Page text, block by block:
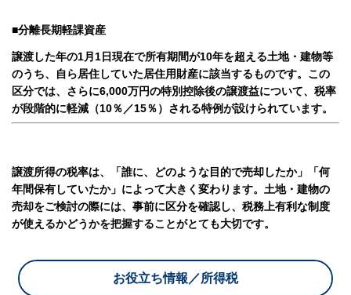
■分離長期軽課資産
譲渡した年の1月1日現在で所有期間が10年を超える土地・建物等
のうち、自ら居住していた居住用財産に該当するものです。この
区分では、さらに6,000万円の特別控除後の譲渡益について、税率
が段階的に軽減（10％／15％）される特例が設けられています。
譲渡所得の税率は、「誰に、どのような目的で売却したか」「何
年間保有していたか」によって大きく変わります。土地・建物の
売却をご検討の際には、事前に区分を確認し、税務上有利な制度
が使えるかどうかを把握することがとても大切です。
お役立ち情報／所得税